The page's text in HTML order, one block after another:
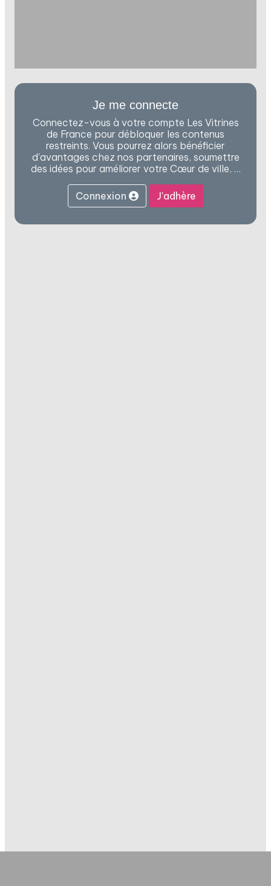
Je me connecte
Connectez-vous à votre compte Les Vitrines
de France pour débloquer les contenus
restreints. Vous pourrez alors bénéficier
d'avantages chez nos partenaires, soumettre
des idées pour améliorer votre Cœur de ville, …
Connexion J'adhère